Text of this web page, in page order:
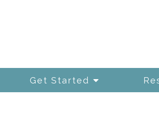
Get Started